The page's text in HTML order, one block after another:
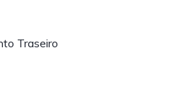
Traseiro